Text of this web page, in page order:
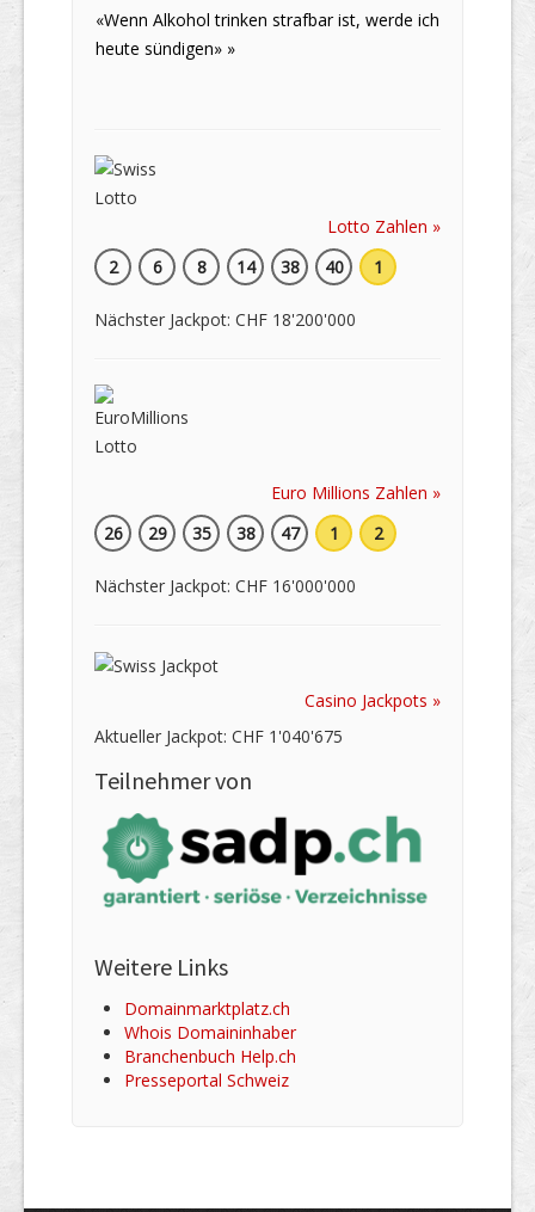
«Wenn Alkohol trinken strafbar ist, werde ich
heute sündigen» »
Lotto Zahlen »
2
6 8 14 38 40 1
Nächster Jackpot: CHF 18'200'000
Euro Millions Zahlen »
26
29 35 38 47 1 2
Nächster Jackpot: CHF 16'000'000
Casino Jackpots »
Aktueller Jackpot: CHF 1'040'675
Teilnehmer von
Weitere Links
Domainmarktplatz.ch
Whois Domaininhaber
Branchenbuch Help.ch
Presseportal Schweiz